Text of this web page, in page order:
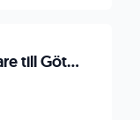
Kundmottagare till Göta ingenjörregemente (Ing 2)